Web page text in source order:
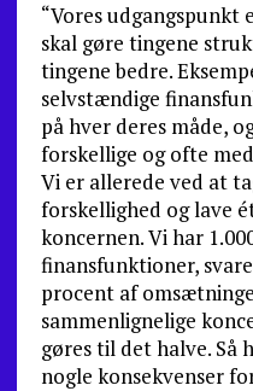
“Vores
skal gøre tingene
tingene bedre.
selvstændige
på hver deres måde,
forskellige og ofte
Vi er allerede ved at
forskellighed og lave
koncernen. Vi har
finansfunktioner,
procent af
sammenlignelige
gøres til det halve.
nogle konsekvenser